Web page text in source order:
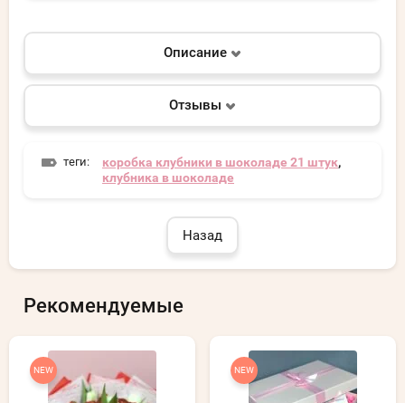
Описание
Отзывы
теги: коробка клубники в шоколаде 21 штук,
клубника в шоколаде
Назад
Рекомендуемые
NEW NEW